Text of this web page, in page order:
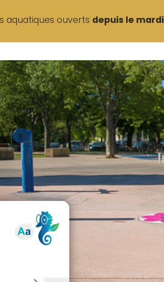
aquatiques ouverts depuis le